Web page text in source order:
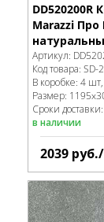
DD520200R
Marazzi
Артикул:
Код товара: SD-
В коробке: 4
Размер:
Сроки
в наличии
2039 руб.